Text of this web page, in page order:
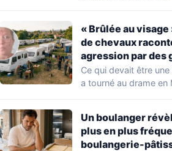
« Brûlée au
de chevaux
agression par des
Ce qui devait être
a tourné au drame en
Un boulanger
plus en plus
boulangerie-